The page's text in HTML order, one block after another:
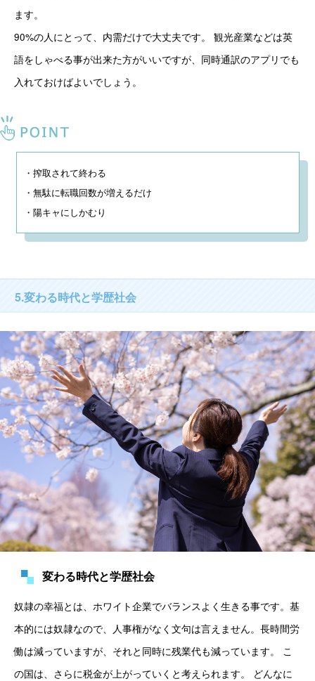
ます。
90%の人にとって、内需だけで大丈夫です。 観光産業などは英
語をしゃべる事が出来た方がいいですが、同時通訳のアプリでも
入れておけばよいでしょう。
・搾取されて終わる
・無駄に転職回数が増えるだけ
・陽キャにしかむり
5.変わる時代と学歴社会
変わる時代と学歴社会
奴隷の幸福とは、ホワイト企業でバランスよく生きる事です。基
本的には奴隷なので、人事権がなく文句は言えません。長時間労
働は減っていますが、それと同時に残業代も減っています。 こ
の国は、さらに税金が上がっていくと考えられます。 どんなに